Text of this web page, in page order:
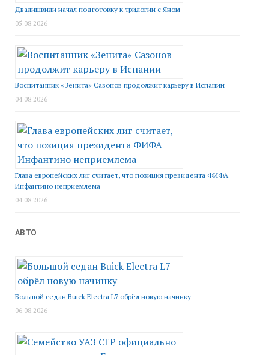
Двалишвили начал подготовку к трилогии с Яном
05.08.2026
Воспитанник «Зенита» Сазонов продолжит карьеру в Испании
04.08.2026
Глава европейских лиг считает, что позиция президента ФИФА
Инфантино неприемлема
04.08.2026
АВТО
Большой седан Buick Electra L7 обрёл новую начинку
06.08.2026